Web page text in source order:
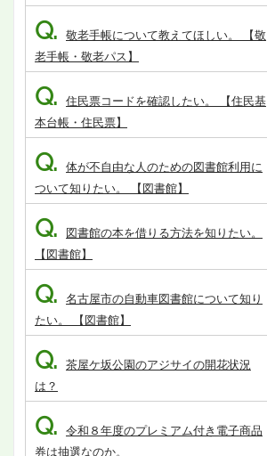
Q. 敬老手帳について教えてほしい。 【敬
老手帳・敬老パス】
Q. 住民票コードを確認したい。 【住民基
本台帳・住民票】
Q. 体が不自由な人のための図書館利用に
ついて知りたい。 【図書館】
Q. 図書館の本を借りる方法を知りたい。
【図書館】
Q. 名古屋市の自動車図書館について知り
たい。 【図書館】
Q. 茶屋ケ坂公園のアジサイの開花状況
は？
Q. 令和８年度のプレミアム付き電子商品
券は抽選なのか。